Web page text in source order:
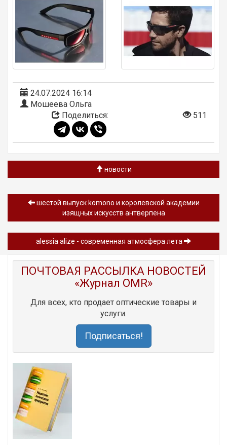
24.07.2024 16:14
Мошеева Ольга
Поделиться:
511
новости
шестой выпуск komono и королевской академии
изящных искусств антверпена
alessia alize - современная атмосфера лета
ПОЧТОВАЯ РАССЫЛКА НОВОСТЕЙ
«Журнал OMR»
Для всех, кто продает оптические товары и
услуги.
Подписаться!